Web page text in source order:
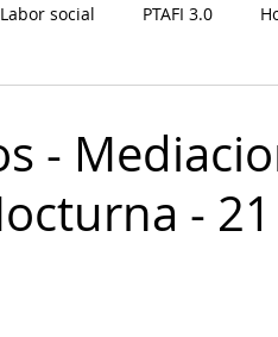
Labor social PTAFI 3.0
-
-